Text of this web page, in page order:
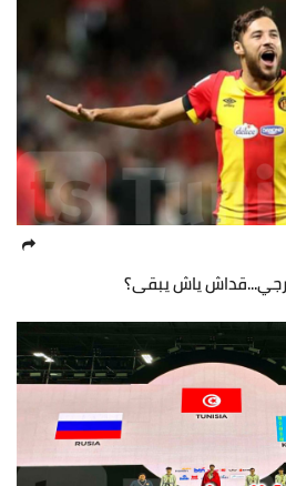
ياش يبقى؟